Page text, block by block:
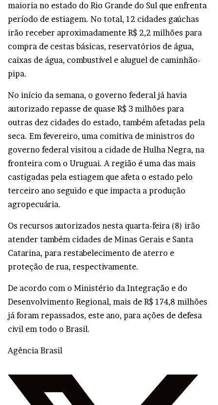
maioria no estado do Rio Grande do Sul que enfrenta
período de estiagem. No total, 12 cidades gaúchas
irão receber aproximadamente R$ 2,2 milhões para
compra de cestas básicas, reservatórios de água,
caixas de água, combustível e aluguel de caminhão-
pipa.
No início da semana, o governo federal já havia
autorizado repasse de quase R$ 3 milhões para
outras dez cidades do estado, também afetadas pela
seca. Em fevereiro, uma comitiva de ministros do
governo federal visitou a cidade de Hulha Negra, na
fronteira com o Uruguai. A região é uma das mais
castigadas pela estiagem que afeta o estado pelo
terceiro ano seguido e que impacta a produção
agropecuária.
Os recursos autorizados nesta quarta-feira (8) irão
atender também cidades de Minas Gerais e Santa
Catarina, para restabelecimento de aterro e
proteção de rua, respectivamente.
De acordo com o Ministério da Integração e do
Desenvolvimento Regional, mais de R$ 174,8 milhões
já foram repassados, este ano, para ações de defesa
civil em todo o Brasil.
Agência Brasil